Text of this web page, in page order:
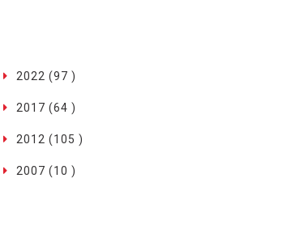
2022 (97 )
2017 (64 )
2012 (105 )
2007 (10 )